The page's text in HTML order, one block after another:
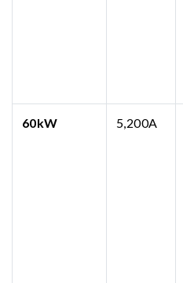
60kW 5,200A